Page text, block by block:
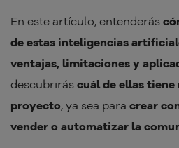
En este artículo, entenderás
de estas inteligencias
ventajas, limitaciones y
descubrirás cuál de ellas
proyecto, ya sea para crear
vender o automatizar la